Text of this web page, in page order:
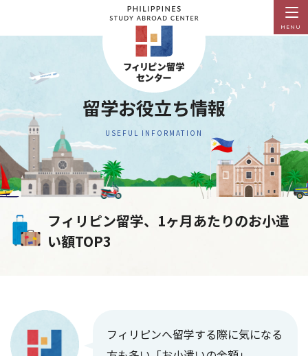
MENU
留学お役立ち情報
USEFUL INFORMATION
フィリピン留学、1ヶ月あたりのお小遣
い額TOP3
フィリピンへ留学する際に気になる